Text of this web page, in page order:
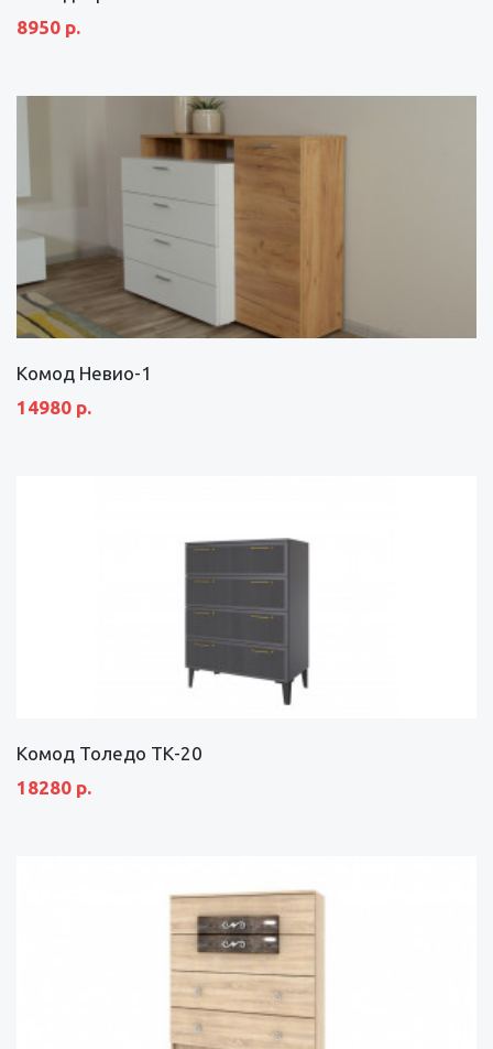
8950 р.
Комод Невио-1
14980 р.
Комод Толедо ТК-20
18280 р.